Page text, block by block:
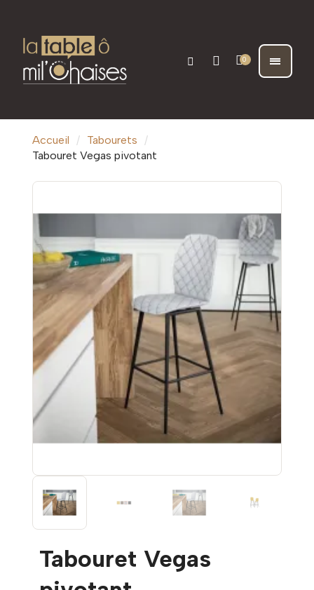
Accueil
Tabourets
Tabouret Vegas pivotant
Tabouret Vegas